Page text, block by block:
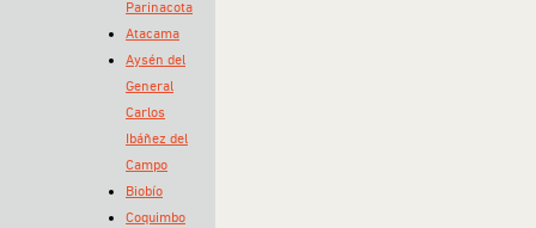
Parinacota
Atacama
Aysén del
General
Carlos
Ibáñez del
Campo
Biobío
Coquimbo